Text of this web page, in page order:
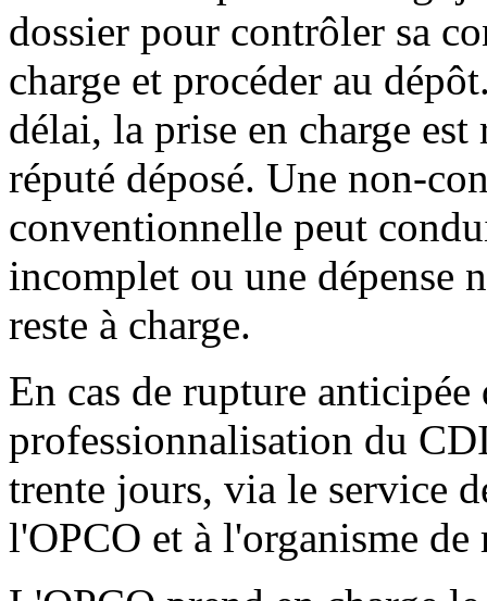
dossier pour contrôler sa
charge et procéder au
délai, la prise en charge est
réputé déposé. Une non-
conventionnelle peut
incomplet ou une dépense
reste à charge.
En cas de rupture
professionnalisation du
trente jours, via le service
l'OPCO et à l'organisme de